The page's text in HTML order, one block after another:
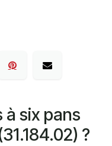
à six pans
?